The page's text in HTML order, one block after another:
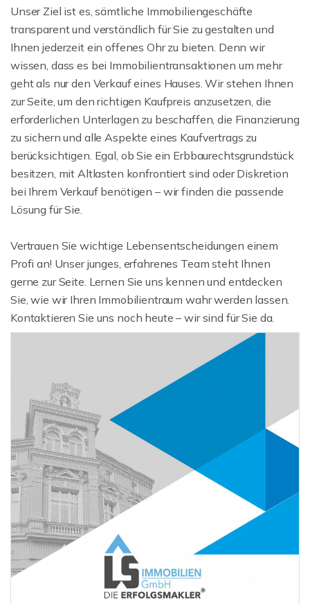
Unser Ziel ist es, sämtliche Immobiliengeschäfte
transparent und verständlich für Sie zu gestalten und
Ihnen jederzeit ein offenes Ohr zu bieten. Denn wir
wissen, dass es bei Immobilientransaktionen um mehr
geht als nur den Verkauf eines Hauses. Wir stehen Ihnen
zur Seite, um den richtigen Kaufpreis anzusetzen, die
erforderlichen Unterlagen zu beschaffen, die Finanzierung
zu sichern und alle Aspekte eines Kaufvertrags zu
berücksichtigen. Egal, ob Sie ein Erbbaurechtsgrundstück
besitzen, mit Altlasten konfrontiert sind oder Diskretion
bei Ihrem Verkauf benötigen – wir finden die passende
Lösung für Sie.
Vertrauen Sie wichtige Lebensentscheidungen einem
Profi an! Unser junges, erfahrenes Team steht Ihnen
gerne zur Seite. Lernen Sie uns kennen und entdecken
Sie, wie wir Ihren Immobilientraum wahr werden lassen.
Kontaktieren Sie uns noch heute – wir sind für Sie da.